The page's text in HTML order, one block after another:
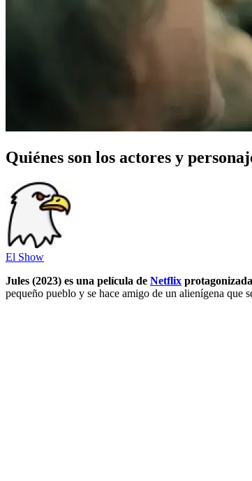
Quiénes son los actores y
El Show
Jules (2023) es una película de Netflix
pequeño pueblo y se hace amigo de un alienígena que